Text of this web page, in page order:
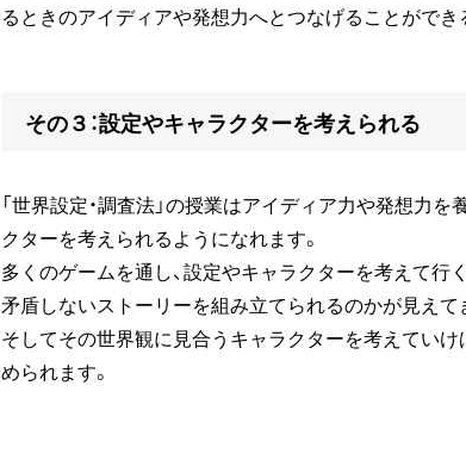
るときのアイディアや発想力へとつなげることができ
その３：設定やキャラクターを考えられる
「世界設定・調査法」の授業はアイディア力や発想力
クターを考えられるようになれます。
多くのゲームを通し、設定やキャラクターを考えて行
矛盾しないストーリーを組み立てられるのかが見えて
そしてその世界観に見合うキャラクターを考えてい
められます。